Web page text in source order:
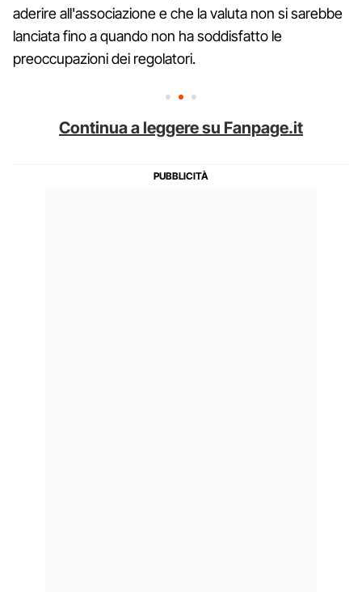
aderire all'associazione e che la valuta non si sarebbe
lanciata fino a quando non ha soddisfatto le
preoccupazioni dei regolatori.
Continua a leggere su Fanpage.it